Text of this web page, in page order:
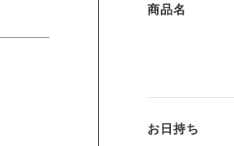
商品名
お日持ち